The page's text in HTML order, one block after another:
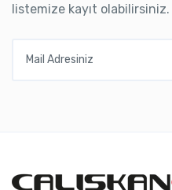
listemize kayıt olabilirsiniz.